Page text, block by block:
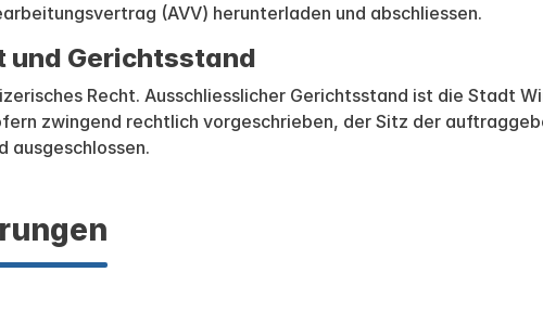
(AVV) herunterladen und abschliessen.
und Gerichtsstand
Recht. Ausschliesslicher Gerichtsstand ist die Stadt
zwingend rechtlich vorgeschrieben, der Sitz der
ausgeschlossen.